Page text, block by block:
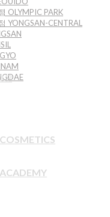
OLYMPIC PARK
YONGSAN-CENTRAL